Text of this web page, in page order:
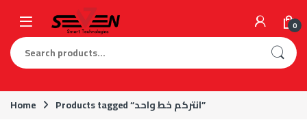
0
Search for:
Home Products tagged “انتركم خط واحد”